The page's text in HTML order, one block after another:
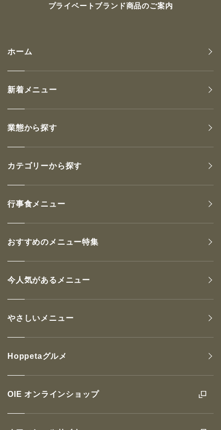
プライベートブランド商品のご案内
OIE オンラインショップ
ホーム
新着メニュー
業態から探す
カテゴリーから探す
行事食メニュー
おすすめのメニュー特集
今人気があるメニュー
やさしいメニュー
Hoppetaグルメ